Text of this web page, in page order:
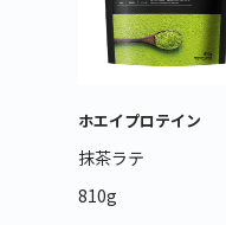
ホエイプロテイン
抹茶ラテ
810g